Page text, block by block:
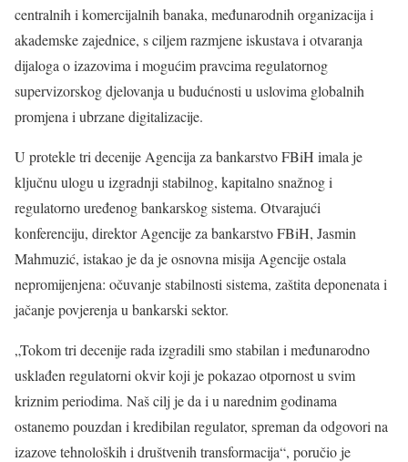
centralnih i komercijalnih banaka, međunarodnih organizacija i
akademske zajednice, s ciljem razmjene iskustava i otvaranja
dijaloga o izazovima i mogućim pravcima regulatornog
supervizorskog djelovanja u budućnosti u uslovima globalnih
promjena i ubrzane digitalizacije.
U protekle tri decenije Agencija za bankarstvo FBiH imala je
ključnu ulogu u izgradnji stabilnog, kapitalno snažnog i
regulatorno uređenog bankarskog sistema. Otvarajući
konferenciju, direktor Agencije za bankarstvo FBiH, Jasmin
Mahmuzić, istakao je da je osnovna misija Agencije ostala
nepromijenjena: očuvanje stabilnosti sistema, zaštita deponenata i
jačanje povjerenja u bankarski sektor.
„Tokom tri decenije rada izgradili smo stabilan i međunarodno
usklađen regulatorni okvir koji je pokazao otpornost u svim
kriznim periodima. Naš cilj je da i u narednim godinama
ostanemo pouzdan i kredibilan regulator, spreman da odgovori na
izazove tehnoloških i društvenih transformacija“, poručio je